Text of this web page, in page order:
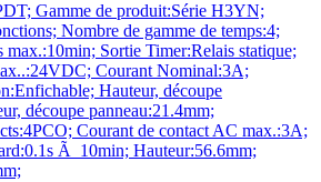
Gamme de produit:Série H3YN;
Nombre de gamme de temps:4;
max.:10min; Sortie Timer:Relais statique;
Courant Nominal:3A;
Hauteur, découpe
découpe panneau:21.4mm;
Courant de contact AC max.:3A;
Ã 10min; Hauteur:56.6mm;